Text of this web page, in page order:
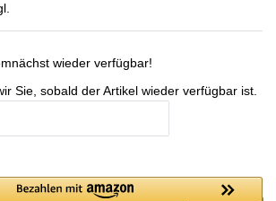
wieder verfügbar!
Sie, sobald der Artikel wieder verfügbar ist.